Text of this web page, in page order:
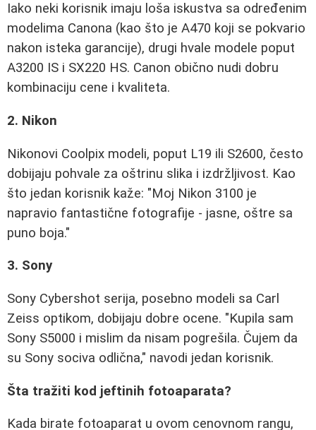
Iako neki korisnik imaju loša iskustva sa određenim
modelima Canona (kao što je A470 koji se pokvario
nakon isteka garancije), drugi hvale modele poput
A3200 IS i SX220 HS. Canon obično nudi dobru
kombinaciju cene i kvaliteta.
2. Nikon
Nikonovi Coolpix modeli, poput L19 ili S2600, često
dobijaju pohvale za oštrinu slika i izdržljivost. Kao
što jedan korisnik kaže: "Moj Nikon 3100 je
napravio fantastične fotografije - jasne, oštre sa
puno boja."
3. Sony
Sony Cybershot serija, posebno modeli sa Carl
Zeiss optikom, dobijaju dobre ocene. "Kupila sam
Sony S5000 i mislim da nisam pogrešila. Čujem da
su Sony sociva odlična," navodi jedan korisnik.
Šta tražiti kod jeftinih fotoaparata?
Kada birate fotoaparat u ovom cenovnom rangu,